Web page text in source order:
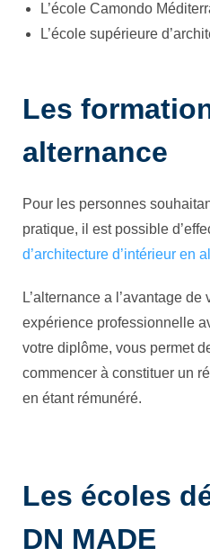
L’école Camondo
L’école supérieure
Les
alternance
Pour les personnes
pratique, il est possible
d’architecture d’intérieur en
L’alternance a l’avantage
expérience professionnelle
votre diplôme, vous permet
commencer à constituer un
en étant rémunéré.
Les écoles
DN MADE